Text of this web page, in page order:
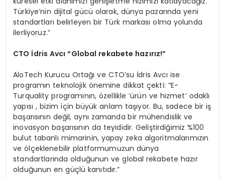
Türkiye’nin dijital gücü olarak, dünya pazarında yeni
standartları belirleyen bir Türk markası olma yolunda
ilerliyoruz.”
CTO İdris Avcı “Global rekabete hazırız!”
AloTech Kurucu Ortağı ve CTO’su İdris Avcı ise
programın teknolojik önemine dikkat çekti: “E-
Turquality programının, özellikle ‘ürün ve hizmet’ odaklı
yapısı , bizim için büyük anlam taşıyor. Bu, sadece bir iş
başarısının değil, aynı zamanda bir mühendislik ve
inovasyon başarısının da teyididir. Geliştirdiğimiz %100
bulut tabanlı mimarinin, yapay zeka algoritmalarımızın
ve ölçeklenebilir platformumuzun dünya
standartlarında olduğunun ve global rekabete hazır
olduğunun en güçlü kanıtıdır.”